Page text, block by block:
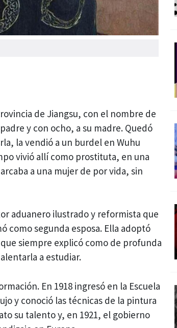
de Jiangsu, con el nombre de
y con ocho, a su madre. Quedó
la vendió a un burdel en Wuhu
vivió allí como prostituta, en una
a una mujer de por vida, sin
aduanero ilustrado y reformista que
como segunda esposa. Ella adoptó
siempre explicó como de profunda
a estudiar.
En 1918 ingresó en la Escuela
y conoció las técnicas de la pintura
su talento y, en 1921, el gobierno